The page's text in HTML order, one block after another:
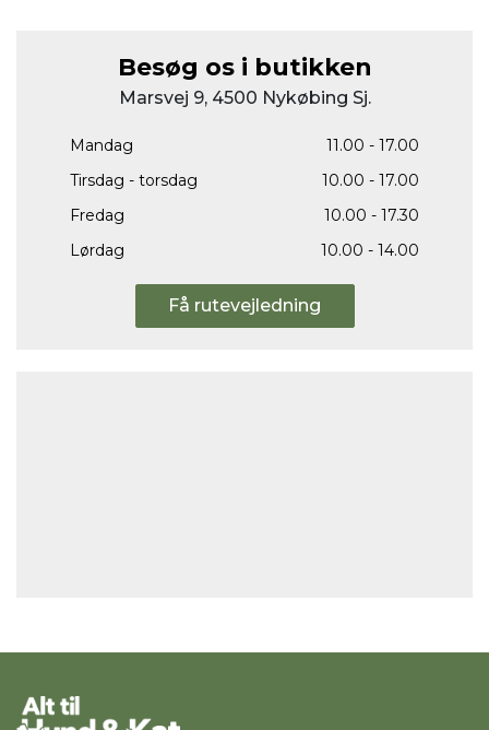
Besøg os i butikken
Marsvej 9, 4500 Nykøbing Sj.
Mandag
11.00 - 17.00
Tirsdag - torsdag
10.00 - 17.00
Fredag
10.00 - 17.30
Lørdag
10.00 - 14.00
Få rutevejledning